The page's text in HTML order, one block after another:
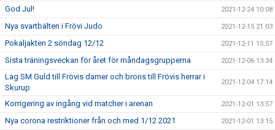
God Jul! 2021-12-24 10:08
Nya svartbälten i Frövi Judo 2021-12-15 21:03
Pokaljakten 2 söndag 12/12 2021-12-11 15:57
Sista träningsveckan för året för måndagsgrupperna 2021-12-06 13:34
Lag SM Guld till Frövis damer och brons till Frövis herrar i
Skurup
2021-12-04 17:14
Korrigering av ingång vid matcher i arenan 2021-12-01 13:57
Nya corona restriktioner från och med 1/12 2021 2021-12-01 13:15